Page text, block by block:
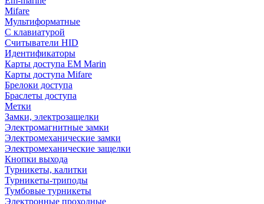
Mifare
Мультиформатные
С клавиатурой
Считыватели HID
Идентификаторы
Карты доступа EM Marin
Карты доступа Mifare
Брелоки доступа
Браслеты доступа
Метки
Замки, электрозащелки
Электромагнитные замки
Электромеханические замки
Электромеханические защелки
Кнопки выхода
Турникеты, калитки
Турникеты-триподы
Тумбовые турникеты
Электронные проходные